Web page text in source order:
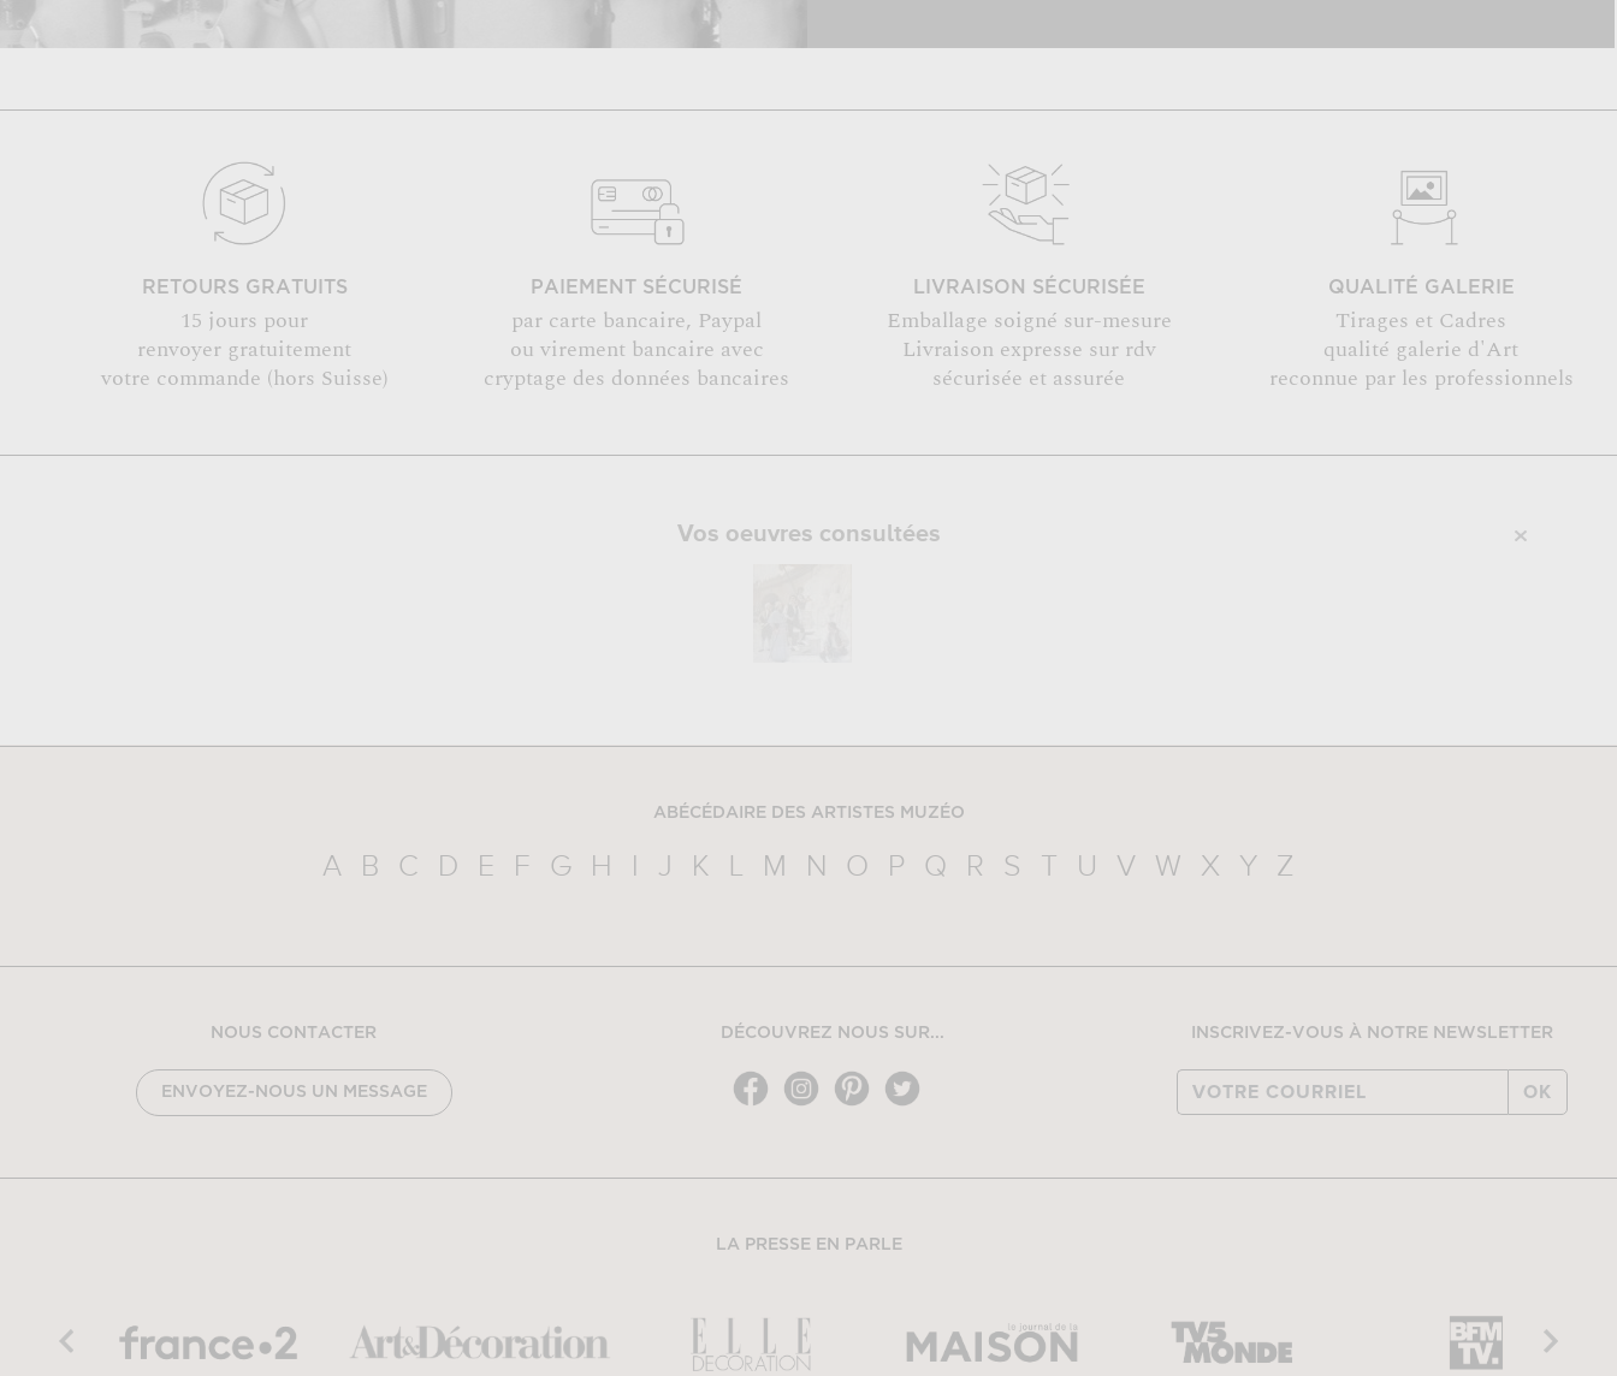
RETOURS GRATUITS
15 jours pour
renvoyer gratuitement
votre commande (hors Suisse)
PAIEMENT SÉCURISÉ
par carte bancaire, Paypal
ou virement bancaire avec
cryptage des données bancaires
LIVRAISON SÉCURISÉE
Emballage soigné sur-mesure
Livraison expresse sur rdv
sécurisée et assurée
QUALITÉ GALERIE
Tirages et Cadres
qualité galerie d'Art
reconnue par les professionnels
Vos oeuvres consultées
ABÉCÉDAIRE DES ARTISTES MUZÉO
A B C D E F G H I J K L M N O P Q R S T U V W X Y Z
NOUS CONTACTER
ENVOYEZ-NOUS UN MESSAGE
DÉCOUVREZ NOUS SUR... INSCRIVEZ-VOUS À NOTRE NEWSLETTER
OK
LA PRESSE EN PARLE